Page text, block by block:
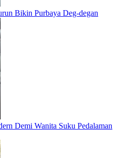
Bikin Purbaya Deg-degan
Demi Wanita Suku Pedalaman